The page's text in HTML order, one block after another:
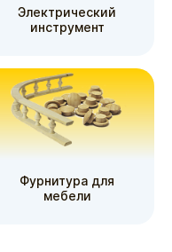
Электрический
инструмент
Фурнитура для
мебели